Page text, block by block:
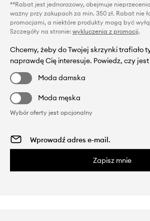
**Rabat jest jednorazowy, obejmuje
ważny przy zakupach za min. 350 zł. Rabat nie
promocjami, a niektóre produkty mogą być
Szczegóły na stronie: wykluczenia z promocji.
Chcemy, żeby do Twojej skrzynki trafiało
naprawdę Cię interesuje. Powiedz, czy jest
Moda damska
Moda męska
Wybór oferty jest opcjonalny
Zapisz mnie